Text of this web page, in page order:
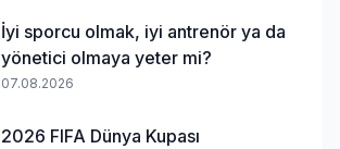
İyi sporcu olmak, iyi antrenör ya da
yönetici olmaya yeter mi?
07.08.2026
2026 FIFA Dünya Kupası